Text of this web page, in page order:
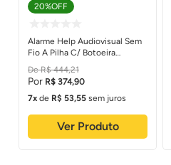
20%OFF
Alarme Help Audiovisual Sem
Fio A Pilha C/ Botoeira
(pne/pcd) - Leve Vida
R$ 444,21
R$ 374,90
7
de R$ 53,55 sem juros
Ver Produto